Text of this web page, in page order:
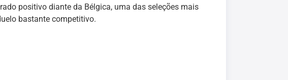
positivo diante da Bélgica, uma das seleções mais
bastante competitivo.